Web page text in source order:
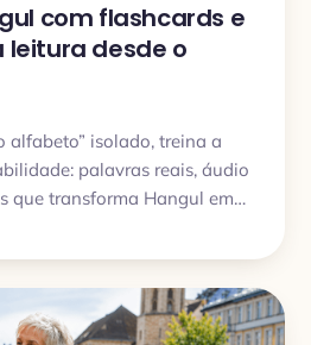
com flashcards e
leitura desde o
alfabeto” isolado, treina a
palavras reais, áudio
que transforma Hangul em